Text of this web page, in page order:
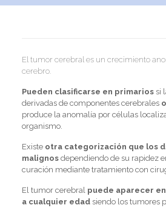
Teléfono citas
(+34) 985 272 568
El tumor cerebral es un crecimiento
cerebro.
Pueden clasificarse en primariossi
derivadas de componentes cerebrales
produce la anomalía por células
organismo.
Existe otra categorización que los
malignosdependiendo de su rapidez
curación mediante tratamiento con
El tumor cerebral puede aparecer
a cualquier edadsiendo los tumores